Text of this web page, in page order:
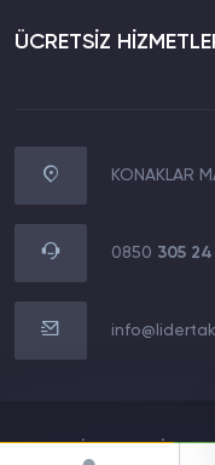
ÜCRETSİZ
KONAKLAR
0850 305 24
2020 LİDERMEDİA
E-